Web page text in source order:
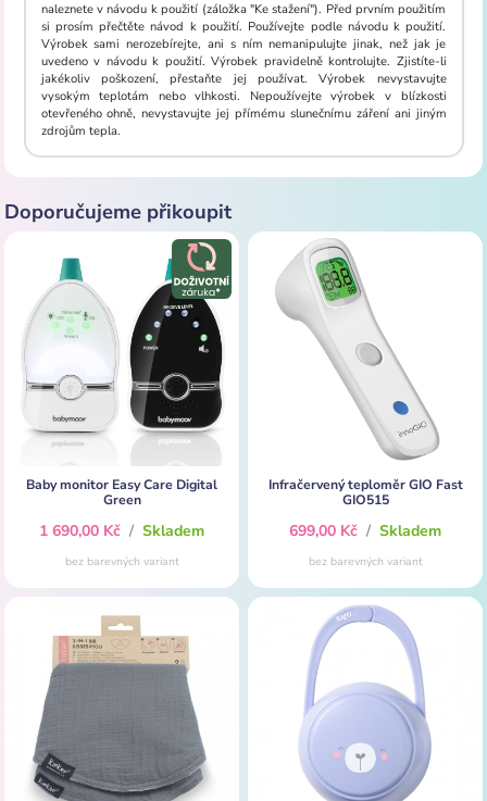
naleznete v návodu k použití (záložka "Ke stažení"). Před prvním použitím
si prosím přečtěte návod k použití. Používejte podle návodu k použití.
Výrobek sami nerozebírejte, ani s ním nemanipulujte jinak, než jak je
uvedeno v návodu k použití. Výrobek pravidelně kontrolujte. Zjistíte-li
jakékoliv poškození, přestaňte jej používat. Výrobek nevystavujte
vysokým teplotám nebo vlhkosti. Nepoužívejte výrobek v blízkosti
otevřeného ohně, nevystavujte jej přímému slunečnímu záření ani jiným
zdrojům tepla.
Doporučujeme přikoupit
Baby monitor Easy Care Digital
Green
1 690,00 Kč / Skladem
bez barevných variant
Infračervený teploměr GIO Fast
GIO515
699,00 Kč / Skladem
bez barevných variant